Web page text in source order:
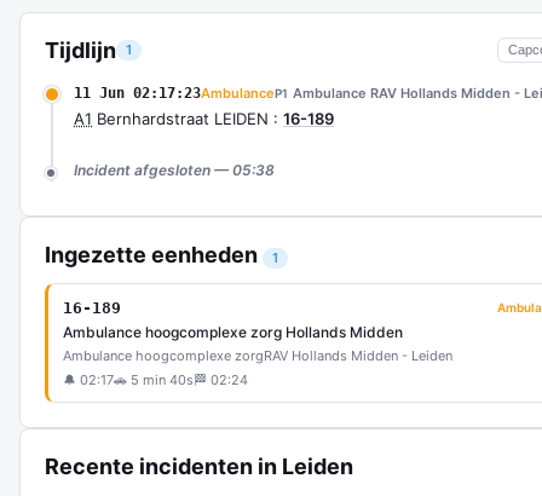
Tijdlijn 1
11 Jun 02:17:23AmbulanceP1 Ambulance RAV Hollands Midden -
A1 Bernhardstraat LEIDEN : 16-189
Incident afgesloten — 05:38
Ingezette eenheden 1
16-189
Ambulance hoogcomplexe zorg Hollands Midden
Ambulance hoogcomplexe zorgRAV Hollands Midden - Leiden
🔔 02:17🚗 5 min 40s 🏁 02:24
Recente incidenten in Leiden